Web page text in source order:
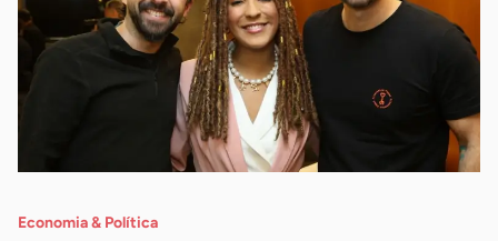
Economia & Política